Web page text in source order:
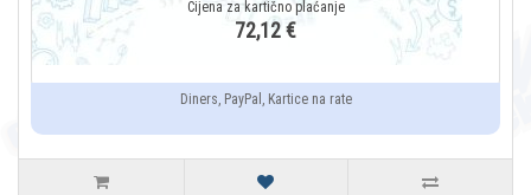
72,12 €
Diners, PayPal, Kartice na rate